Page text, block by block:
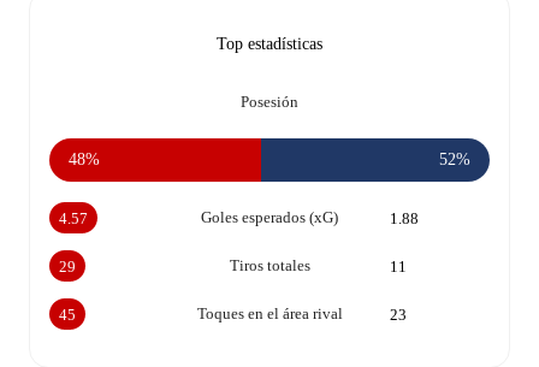
Top estadísticas
Posesión
48% 52%
Goles esperados (xG)
4.57 1.88
Tiros totales
29 11
Toques en el área rival
45 23